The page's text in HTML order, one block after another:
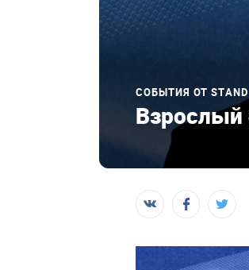
СОБЫТИЯ ОТ STAND
Взрослый